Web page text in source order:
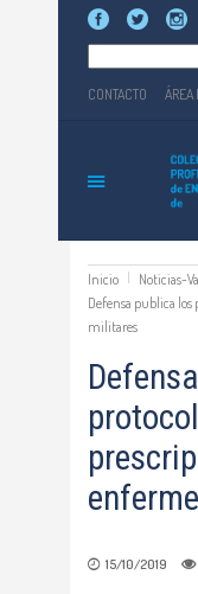
CONTACTO ÁREA
Inicio
Noticias-
Defensa publica los
militares
15/10/2019